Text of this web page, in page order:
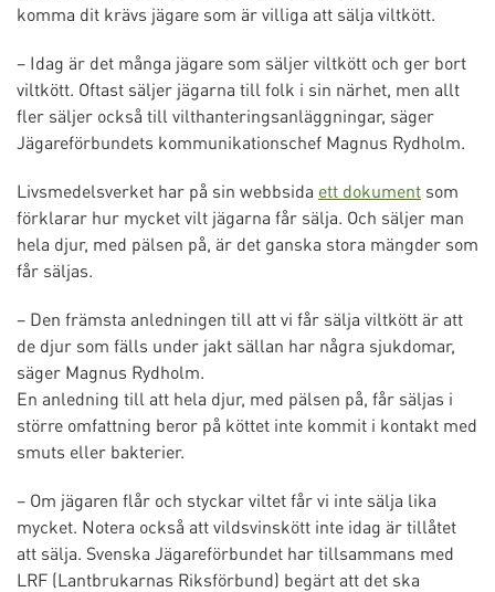
komma dit krävs jägare som är villiga att sälja viltkött.
– Idag är det många jägare som säljer viltkött och ger bort
viltkött. Oftast säljer jägarna till folk i sin närhet, men allt
fler säljer också till vilthanteringsanläggningar, säger
Jägareförbundets kommunikationschef Magnus Rydholm.
Livsmedelsverket har på sin webbsida ett dokument som
förklarar hur mycket vilt jägarna får sälja. Och säljer man
hela djur, med pälsen på, är det ganska stora mängder som
får säljas.
– Den främsta anledningen till att vi får sälja viltkött är att
de djur som fälls under jakt sällan har några sjukdomar,
säger Magnus Rydholm.
En anledning till att hela djur, med pälsen på, får säljas i
större omfattning beror på köttet inte kommit i kontakt med
smuts eller bakterier.
– Om jägaren flår och styckar viltet får vi inte sälja lika
mycket. Notera också att vildsvinskött inte idag är tillåtet
att sälja. Svenska Jägareförbundet har tillsammans med
LRF (Lantbrukarnas Riksförbund) begärt att det ska